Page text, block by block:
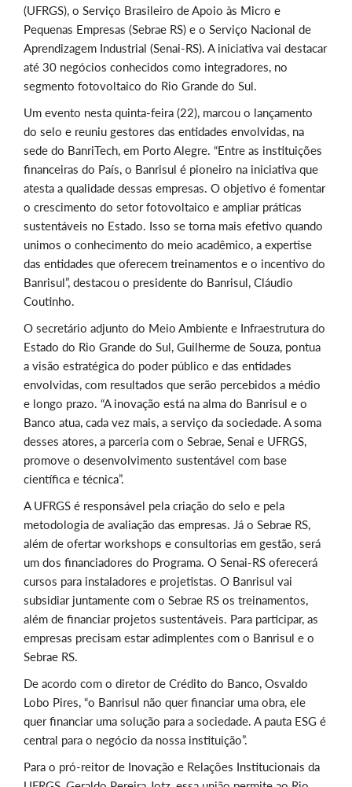
(UFRGS), o Serviço Brasileiro de Apoio às Micro e
Pequenas Empresas (Sebrae RS) e o Serviço Nacional de
Aprendizagem Industrial (Senai-RS). A iniciativa vai destacar
até 30 negócios conhecidos como integradores, no
segmento fotovoltaico do Rio Grande do Sul.
Um evento nesta quinta-feira (22), marcou o lançamento
do selo e reuniu gestores das entidades envolvidas, na
sede do BanriTech, em Porto Alegre. “Entre as instituições
financeiras do País, o Banrisul é pioneiro na iniciativa que
atesta a qualidade dessas empresas. O objetivo é fomentar
o crescimento do setor fotovoltaico e ampliar práticas
sustentáveis no Estado. Isso se torna mais efetivo quando
unimos o conhecimento do meio acadêmico, a expertise
das entidades que oferecem treinamentos e o incentivo do
Banrisul”, destacou o presidente do Banrisul, Cláudio
Coutinho.
O secretário adjunto do Meio Ambiente e Infraestrutura do
Estado do Rio Grande do Sul, Guilherme de Souza, pontua
a visão estratégica do poder público e das entidades
envolvidas, com resultados que serão percebidos a médio
e longo prazo. “A inovação está na alma do Banrisul e o
Banco atua, cada vez mais, a serviço da sociedade. A soma
desses atores, a parceria com o Sebrae, Senai e UFRGS,
promove o desenvolvimento sustentável com base
científica e técnica”.
A UFRGS é responsável pela criação do selo e pela
metodologia de avaliação das empresas. Já o Sebrae RS,
além de ofertar workshops e consultorias em gestão, será
um dos financiadores do Programa. O Senai-RS oferecerá
cursos para instaladores e projetistas. O Banrisul vai
subsidiar juntamente com o Sebrae RS os treinamentos,
além de financiar projetos sustentáveis. Para participar, as
empresas precisam estar adimplentes com o Banrisul e o
Sebrae RS.
De acordo com o diretor de Crédito do Banco, Osvaldo
Lobo Pires, “o Banrisul não quer financiar uma obra, ele
quer financiar uma solução para a sociedade. A pauta ESG é
central para o negócio da nossa instituição”.
Para o pró-reitor de Inovação e Relações Institucionais da